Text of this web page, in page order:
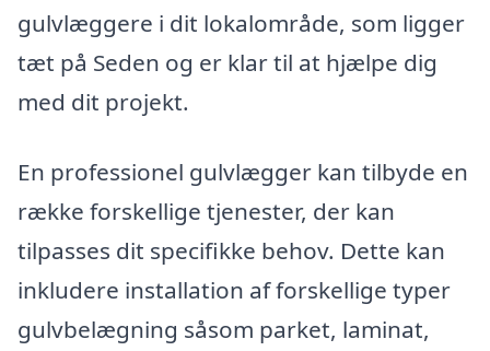
gulvlæggere i dit lokalområde, som ligger
tæt på Seden og er klar til at hjælpe dig
med dit projekt.
En professionel gulvlægger kan tilbyde en
række forskellige tjenester, der kan
tilpasses dit specifikke behov. Dette kan
inkludere installation af forskellige typer
gulvbelægning såsom parket, laminat,